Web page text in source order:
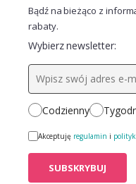
Bądź na bieżąco z
rabaty.
Wybierz newsletter:
Codzienny
Akceptuję regulamin i